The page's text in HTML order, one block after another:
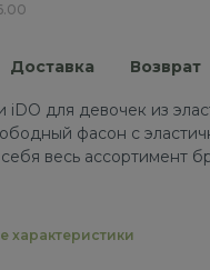
Доставка Возврат
для девочек из
фасон с
весь ассортимент
характеристики